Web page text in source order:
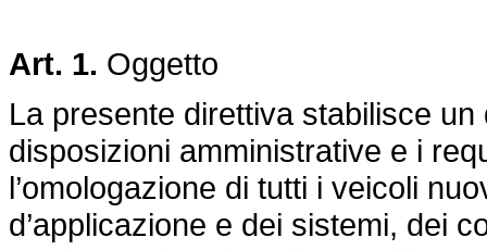
Art. 1. Oggetto
La presente direttiva stabilisce
disposizioni amministrative e i
l’omologazione di tutti i veicoli
d’applicazione e dei sistemi, dei